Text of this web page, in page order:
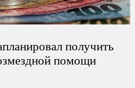
получить
помощи